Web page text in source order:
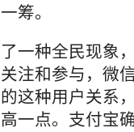
筹。
一种全民现象
注和参与，微
这种用户关系
一点。支付宝